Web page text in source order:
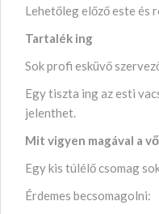
Lehetőleg előző este és
Tartalék ing
Sok profi esküvő
Egy tiszta ing az esti
jelenthet.
Mit vigyen magával a
Egy kis túlélő csomag
Érdemes becsomagolni: